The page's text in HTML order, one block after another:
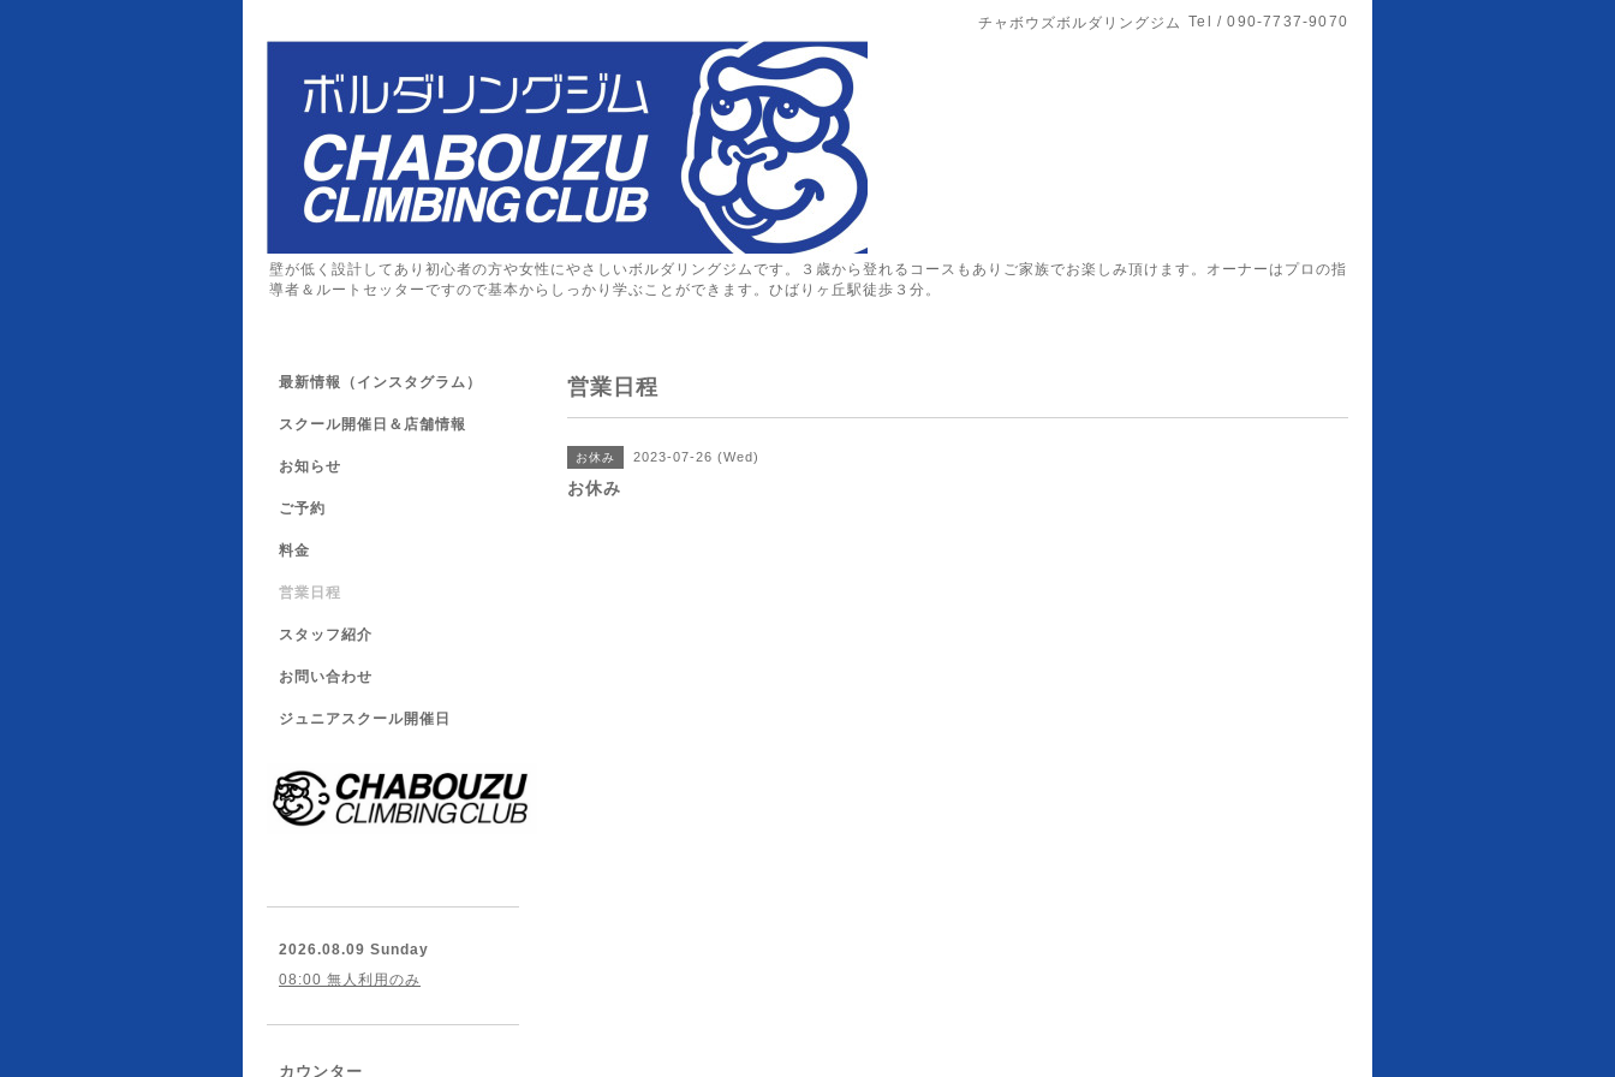
チャボウズボルダリングジム Tel / 090-7737-9070
壁が低く設計してあり初心者の方や女性にやさしいボルダリングジムです。３歳から登れるコースもありご家族でお楽しみ頂けます。オーナーはプロの指
導者＆ルートセッターですので基本からしっかり学ぶことができます。ひばりヶ丘駅徒歩３分。
営業日程
お休み 2023-07-26 (Wed)
お休み
最新情報（インスタグラム）
スクール開催日＆店舗情報
お知らせ
ご予約
料金
営業日程
スタッフ紹介
お問い合わせ
ジュニアスクール開催日
2026.08.09 Sunday
08:00 無人利用のみ
カウンター